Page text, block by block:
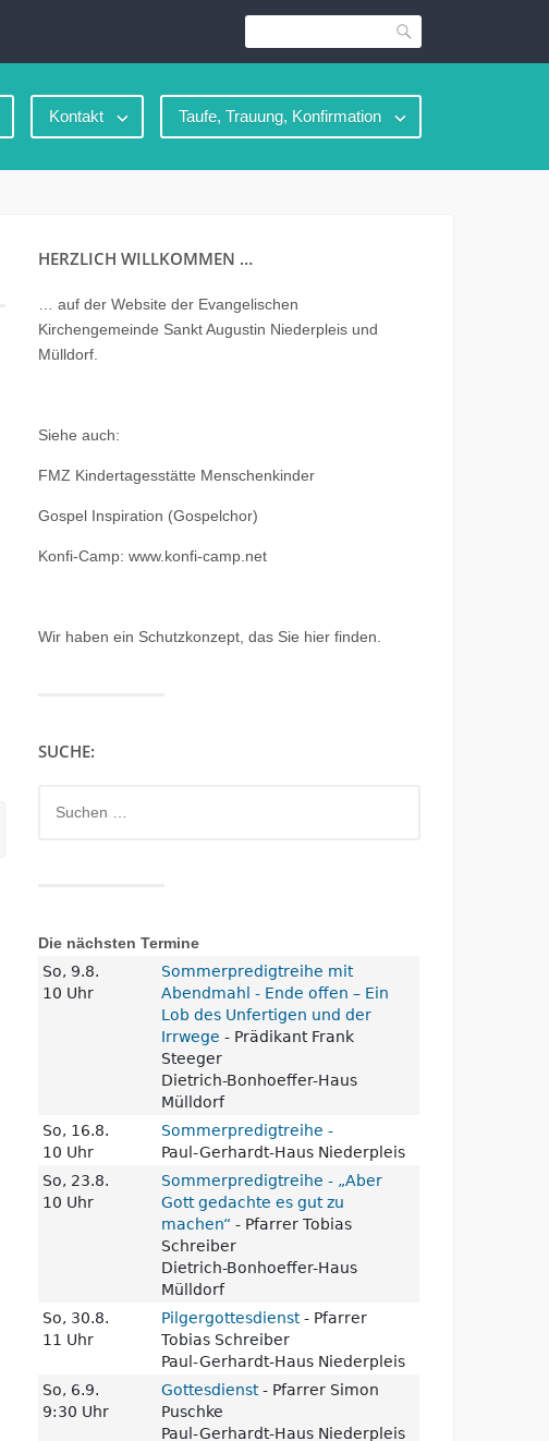
Suche
Kontakt Taufe, Trauung, Konfirmation
HERZLICH WILLKOMMEN …
… auf der Website der Evangelischen
Kirchengemeinde Sankt Augustin Niederpleis und
Mülldorf.
Siehe auch:
FMZ Kindertagesstätte Menschenkinder
Gospel Inspiration (Gospelchor)
Konfi-Camp: www.konfi-camp.net
Wir haben ein Schutzkonzept, das Sie hier finden.
SUCHE:
nach:
Die nächsten Termine